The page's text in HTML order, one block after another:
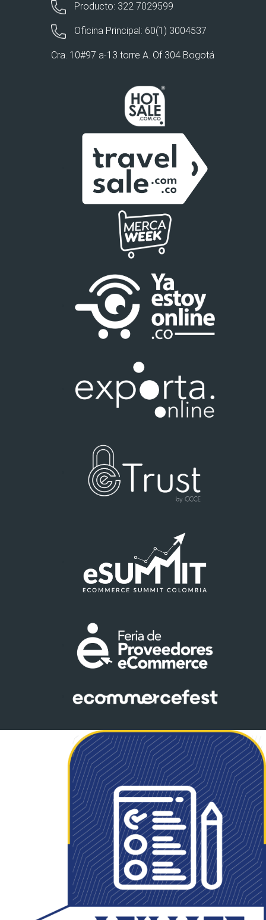
Producto: 322 7029599
Oficina Principal: 60(1) 3004537
Cra. 10#97 a-13 torre A. Of 304 Bogotá